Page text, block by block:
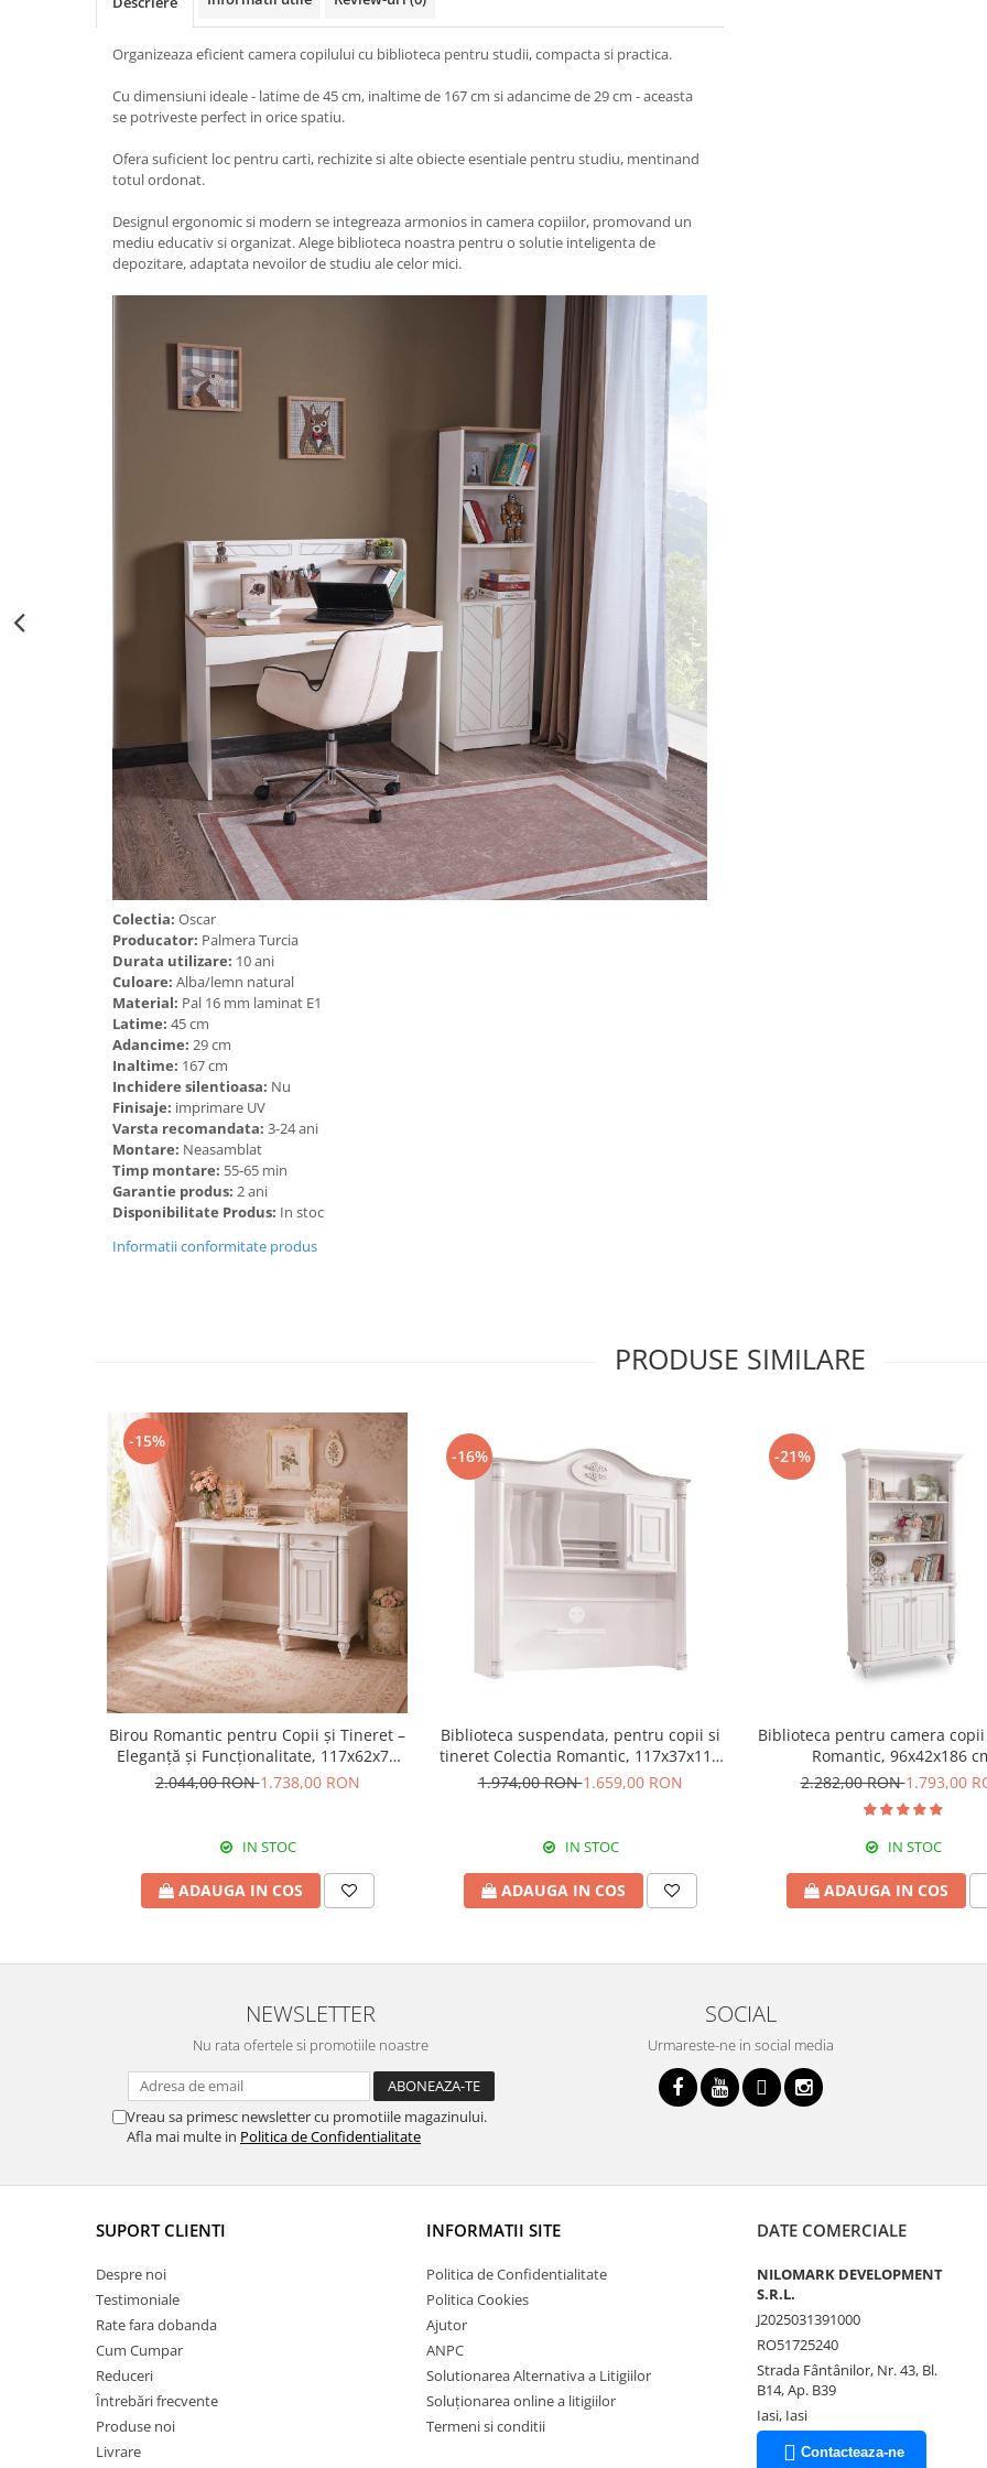
Organizeaza eficient camera copilului cu biblioteca pentru studii, compacta si practica.
Cu dimensiuni ideale - latime de 45 cm, inaltime de 167 cm si adancime de 29 cm - aceasta
se potriveste perfect in orice spatiu.
Ofera suficient loc pentru carti, rechizite si alte obiecte esentiale pentru studiu, mentinand
totul ordonat.
Designul ergonomic si modern se integreaza armonios in camera copiilor, promovand un
mediu educativ si organizat. Alege biblioteca noastra pentru o solutie inteligenta de
depozitare, adaptata nevoilor de studiu ale celor mici.
Colectia: Oscar
Producator: Palmera Turcia
Durata utilizare: 10 ani
Culoare: Alba/lemn natural
Material: Pal 16 mm laminat E1
Latime: 45 cm
Adancime: 29 cm
Inaltime: 167 cm
Inchidere silentioasa: Nu
Finisaje: imprimare UV
Varsta recomandata: 3-24 ani
Montare: Neasamblat
Timp montare: 55-65 min
Garantie produs: 2 ani
Disponibilitate Produs: In stoc
Informatii conformitate produs
PRODUSE SIMILARE
-15%
Birou Romantic pentru Copii și Tineret –
Eleganță și Funcționalitate, 117x62x75
cm
2.044,00 RON1.738,00 RON
IN STOC
ADAUGA IN COS
-16%
Biblioteca suspendata, pentru copii si
tineret Colectia Romantic, 117x37x119
cm
1.974,00 RON1.659,00 RON
IN STOC
ADAUGA IN COS
-21%
Biblioteca pentru camera
Romantic, 96x42x186
2.282,00 RON1.793,00
IN STOC
ADAUGA IN COS
NEWSLETTER
Nu rata ofertele si promotiile noastre
Vreau sa primesc newsletter cu promotiile magazinului.
Afla mai multe in Politica de Confidentialitate
SOCIAL
Urmareste-ne in social media
SUPORT CLIENTI
Despre noi
Testimoniale
Rate fara dobanda
Cum Cumpar
Reduceri
Întrebări frecvente
Produse noi
Livrare
INFORMATII SITE
Politica de Confidentialitate
Politica Cookies
Ajutor
ANPC
Solutionarea Alternativa a Litigiilor
Soluționarea online a litigiilor
Termeni si conditii
DATE COMERCIALE
NILOMARK DEVELOPMENT
S.R.L.
J2025031391000
RO51725240
Strada Fântânilor, Nr. 43, Bl.
B14, Ap. B39
Iasi, Iasi
Contacteaza-ne